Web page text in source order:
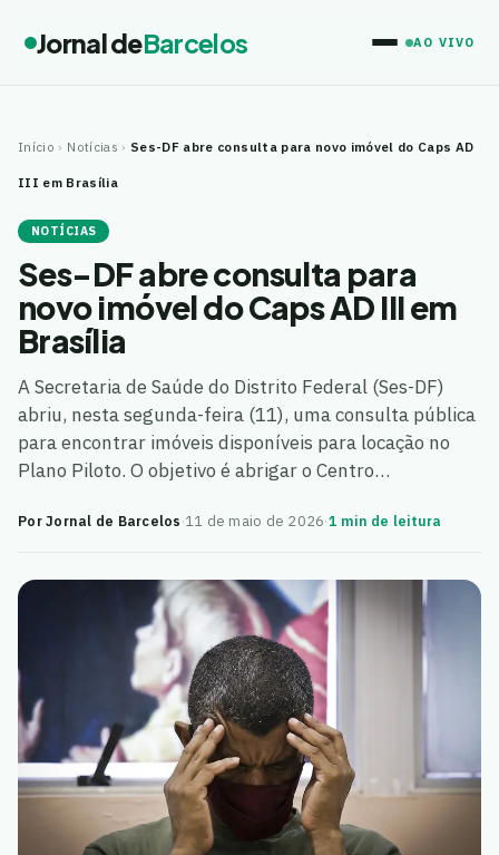
Jornal deBarcelos AO VIVO
Início › Notícias › Ses-DF abre consulta para novo imóvel do Caps AD
III em Brasília
NOTÍCIAS
Ses-DF abre consulta para
novo imóvel do Caps AD III em
Brasília
A Secretaria de Saúde do Distrito Federal (Ses-DF)
abriu, nesta segunda-feira (11), uma consulta pública
para encontrar imóveis disponíveis para locação no
Plano Piloto. O objetivo é abrigar o Centro…
Por Jornal de Barcelos·11 de maio de 2026·1 min de leitura